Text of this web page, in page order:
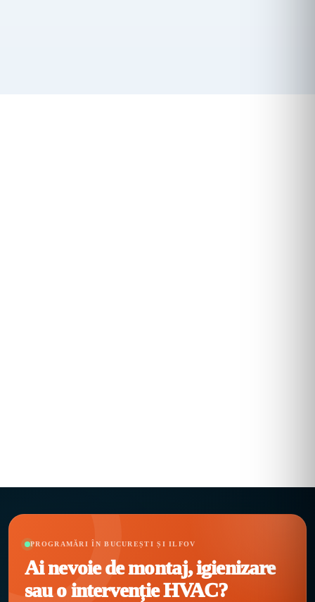
PROGRAMĂRI ÎN BUCUREȘTI ȘI ILFOV
Ai nevoie de montaj, igienizare
sau o intervenție HVAC?